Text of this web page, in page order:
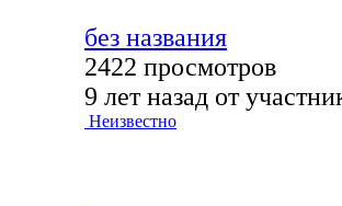
без названия
2422 просмотров
9 лет назад от
Неизвестно